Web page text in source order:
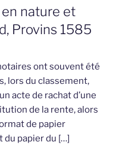
nature et
Provins 1585
ont souvent été
lors du classement,
acte de rachat d’une
de la rente, alors
de papier
papier du […]